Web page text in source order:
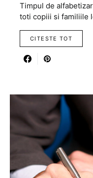
Timpul de
toti copiii si familiile
CITESTE TOT